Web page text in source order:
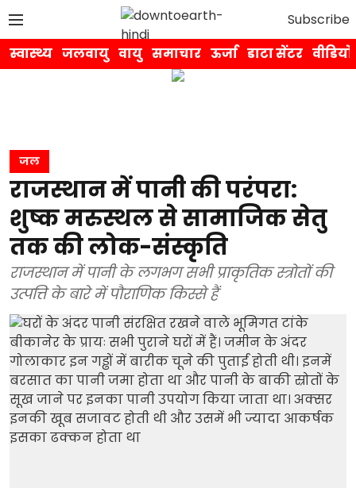
Subscribe
स्वास्थ्य जलवायु वायु समाचार ऊर्जा डाटा सेंटर वीडियो
जल
राजस्थान में पानी की परंपरा:
शुष्क मरुस्थल से सामाजिक सेतु
तक की लोक-संस्कृति
राजस्थान में पानी के लगभग सभी प्राकृतिक स्त्रोतों की
उत्पत्ति के बारे में पौराणिक किस्से हैं